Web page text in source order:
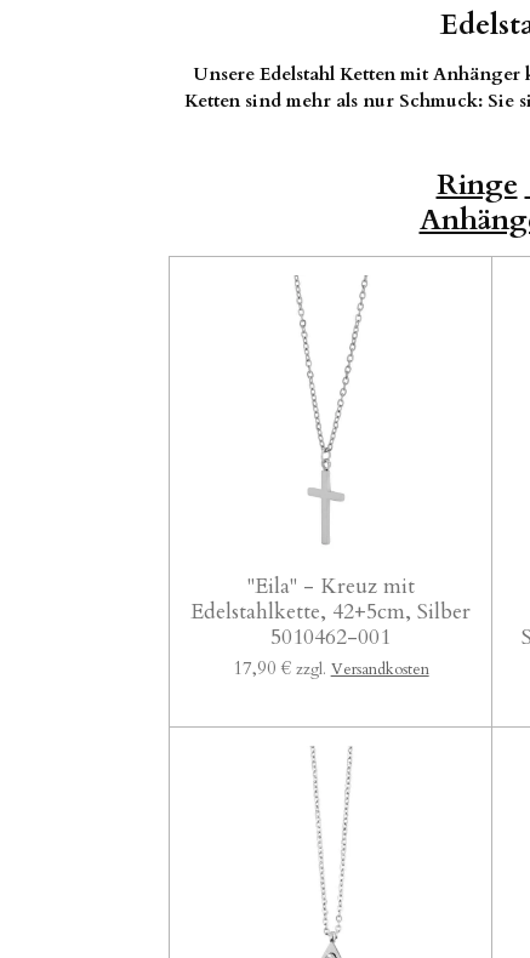
Unsere Edelstahl Ketten mit
Ketten sind mehr als nur Schmuck:
Ringe
"Eila" - Kreuz mit
Edelstahlkette, 42+5cm, Silber
5010462-001
17,90 € zzgl. Versandkosten